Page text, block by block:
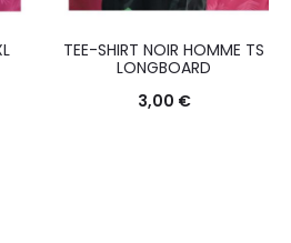
TEE-SHIRT NOIR HOMME TS
LONGBOARD
3,00 €